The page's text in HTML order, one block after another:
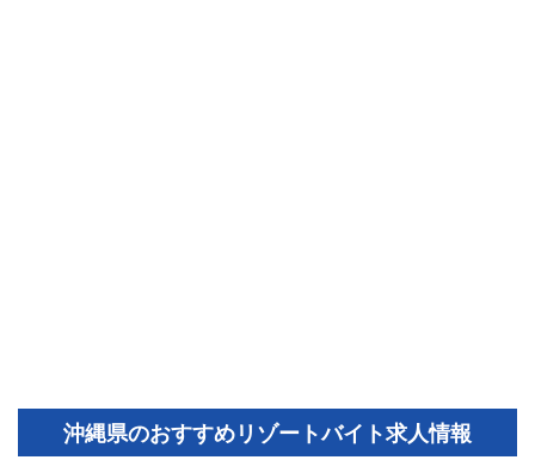
沖縄県のおすすめリゾートバイト求人情報